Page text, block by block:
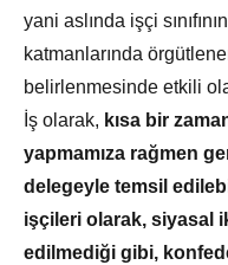
yani aslında işçi
katmanlarında
belirlenmesinde etkili
İş olarak, kısa bir
yapmamıza rağmen
delegeyle temsil
işçileri olarak, siyasal
edilmediği gibi,